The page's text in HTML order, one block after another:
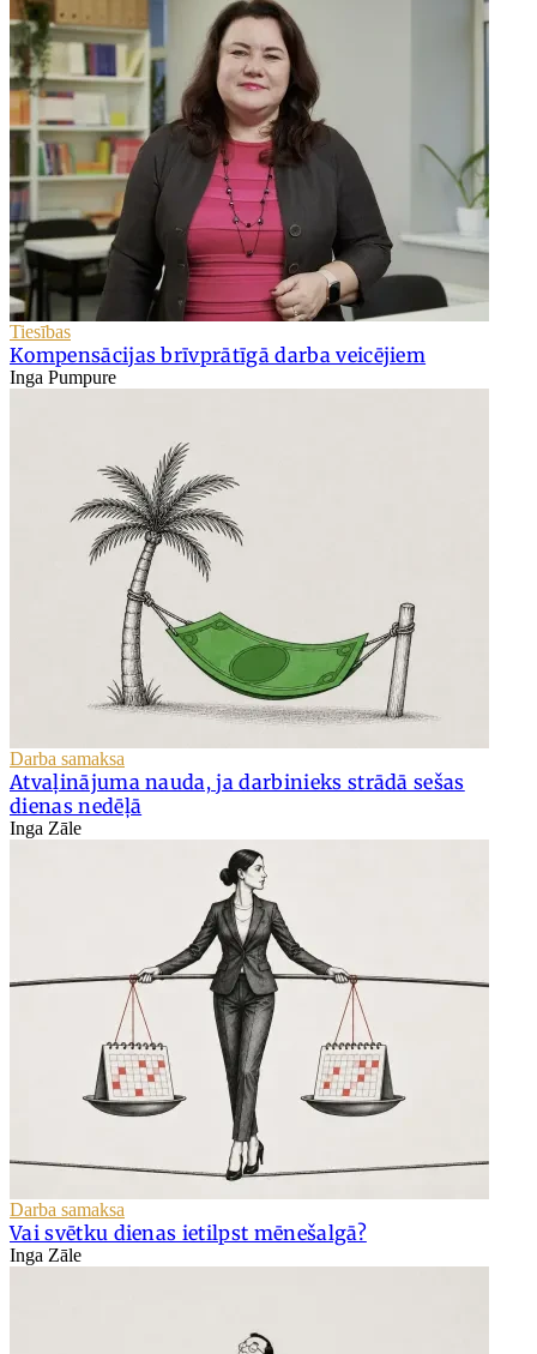
Tiesības
Kompensācijas brīvprātīgā darba veicējiem
Inga Pumpure
Darba samaksa
Atvaļinājuma nauda, ja darbinieks strādā sešas
dienas nedēļā
Inga Zāle
Darba samaksa
Vai svētku dienas ietilpst mēnešalgā?
Inga Zāle